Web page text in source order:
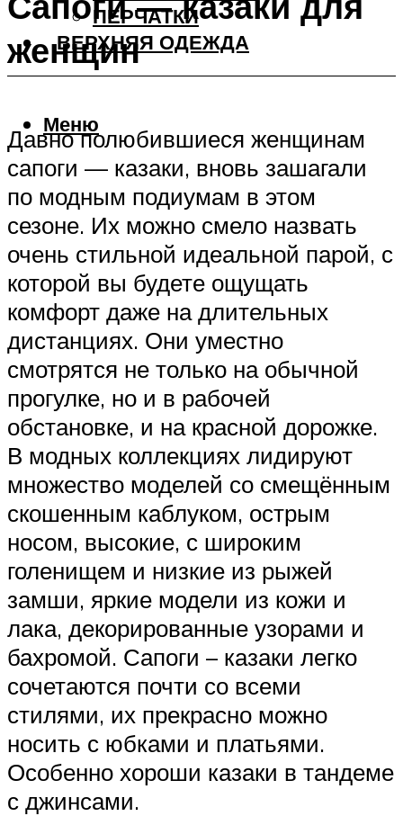
ПЕРЧАТКИ
ВЕРХНЯЯ ОДЕЖДА
Меню
женщин
Давно полюбившиеся женщинам
сапоги — казаки, вновь зашагали
по модным подиумам в этом
сезоне. Их можно смело назвать
очень стильной идеальной парой, с
которой вы будете ощущать
комфорт даже на длительных
дистанциях. Они уместно
смотрятся не только на обычной
прогулке, но и в рабочей
обстановке, и на красной дорожке.
В модных коллекциях лидируют
множество моделей со смещённым
скошенным каблуком, острым
носом, высокие, с широким
голенищем и низкие из рыжей
замши, яркие модели из кожи и
лака, декорированные узорами и
бахромой. Сапоги – казаки легко
сочетаются почти со всеми
стилями, их прекрасно можно
носить с юбками и платьями.
Особенно хороши казаки в тандеме
с джинсами.